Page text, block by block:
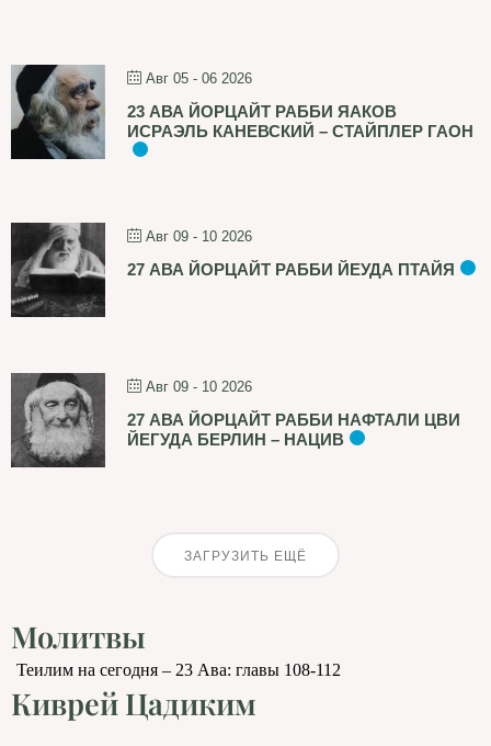
Авг 05 - 06 2026
23 АВА ЙОРЦАЙТ РАББИ ЯАКОВ
ИСРАЭЛЬ КАНЕВСКИЙ – СТАЙПЛЕР ГАОН
Авг 09 - 10 2026
27 АВА ЙОРЦАЙТ РАББИ ЙЕУДА ПТАЙЯ
Авг 09 - 10 2026
27 АВА ЙОРЦАЙТ РАББИ НАФТАЛИ ЦВИ
ЙЕГУДА БЕРЛИН – НАЦИВ
ЗАГРУЗИТЬ ЕЩЁ
Молитвы
Теилим на сегодня – 23 Ава: главы 108-112
Киврей Цадиким